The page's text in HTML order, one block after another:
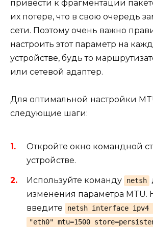
привести к фрагментации
их потере, что в свою очередь
сети. Поэтому очень важно
настроить этот параметр на
устройстве, будь то
или сетевой адаптер.
Для оптимальной настройки
следующие шаги:
Откройте окно командной
устройстве.
Используйте команду netsh
изменения параметра MTU.
введите
netsh interface ipv4
"eth0" mtu=1500